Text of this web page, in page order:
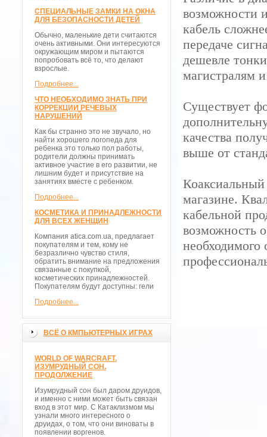
СПЕЦИАЛЬНЫЕ ЗАМКИ НА ОКНА
ДЛЯ БЕЗОПАСНОСТИ ДЕТЕЙ
Обычно, маленькие дети считаются
очень активными. Они интересуются
окружающим миром и пытаются
попробовать всё то, что делают
взрослые.
Подробнее...
ЧТО НЕОБХОДИМО ЗНАТЬ ПРИ
КОРРЕКЦИИ РЕЧЕВЫХ
НАРУШЕНИЙ
Как бы странно это не звучало, но
найти хорошего логопеда для
ребенка это только пол работы,
родители должны принимать
активное участие в его развитии, не
лишним будет и присутствие на
занятиях вместе с ребенком.
Подробнее...
КОСМЕТИКА И ПРИНАДЛЕЖНОСТИ
ДЛЯ ВСЕХ ЖЕНЩИН
Компания atica.com.ua, предлагает
покупателям и тем, кому не
безразлично чувство стиля,
обратить внимание на предложения
связанные с покупкой,
косметических принадлежностей.
Покупателям будут доступны: гели
Подробнее...
ВСЁ О КМПЬЮТЕРНЫХ ИГРАХ
WORLD OF WARCRAFT.
ИЗУМРУДНЫЙ СОН.
ПРОДОЛЖЕНИЕ
Изумрудный сон был даром друидов,
и именно с ними может быть связан
вход в этот мир. С Катаклизмом мы
узнали много интересного о
друидах, о том, что они виноваты в
появлении воргенов.
возможности
кабель
передаче
дешевле
магистралям
Существует
качества
выше от
магазине.
кабельной
возможность
необходимого